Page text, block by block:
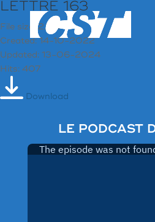
LETTRE 163
File size: 2.19 MB
Created: 14-10-2022
Updated: 13-06-2024
Hits: 407
Download
LE PODCAST